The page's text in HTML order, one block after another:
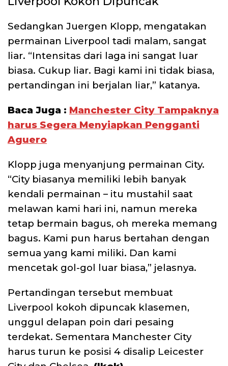
Sedangkan Juergen Klopp, mengatakan
permainan Liverpool tadi malam, sangat
liar. “Intensitas dari laga ini sangat luar
biasa. Cukup liar. Bagi kami ini tidak biasa,
pertandingan ini berjalan liar,” katanya.
Baca Juga : Manchester City Tampaknya
harus Segera Menyiapkan Pengganti
Aguero
Klopp juga menyanjung permainan City.
“City biasanya memiliki lebih banyak
kendali permainan – itu mustahil saat
melawan kami hari ini, namun mereka
tetap bermain bagus, oh mereka memang
bagus. Kami pun harus bertahan dengan
semua yang kami miliki. Dan kami
mencetak gol-gol luar biasa,” jelasnya.
Pertandingan tersebut membuat
Liverpool kokoh dipuncak klasemen,
unggul delapan poin dari pesaing
terdekat. Sementara Manchester City
harus turun ke posisi 4 disalip Leicester